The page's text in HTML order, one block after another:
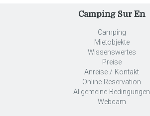
Camping Sur En
Camping
Mietobjekte
Wissenswertes
Preise
Anreise / Kontakt
Online Reservation
Allgemeine Bedingungen
Webcam